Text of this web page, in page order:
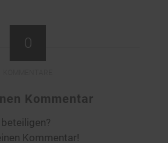
0
Kommentar
Kommentar!